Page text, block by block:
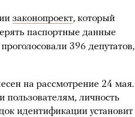
законопроект, который
паспортные данные
396 депутатов,
на рассмотрение 24 мая.
пользователям, личность
идентификации установит